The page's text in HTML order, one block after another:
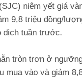
niêm yết giá
9,8 triệu đồng/
dịch tuần trước.
tròn trơn ở
mua vào và giảm